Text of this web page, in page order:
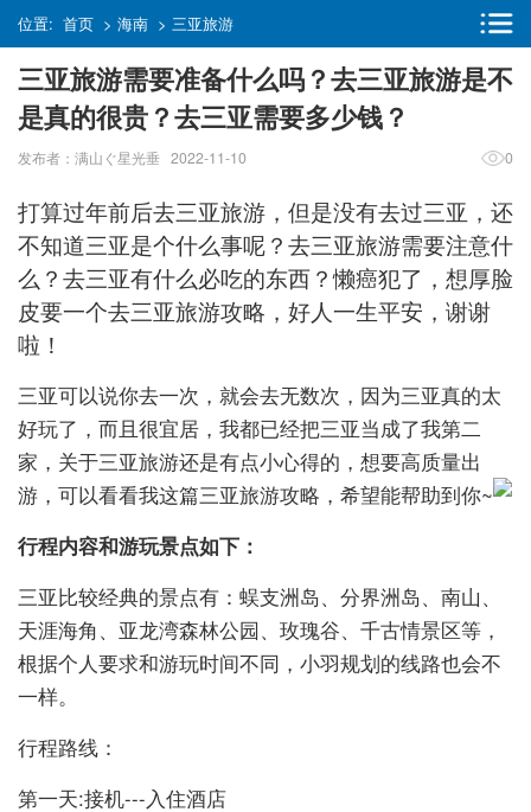
位置: 首页 > 海南 > 三亚旅游
三亚旅游需要准备什么吗？去三亚旅游是不
是真的很贵？去三亚需要多少钱？
发布者：满山ぐ星光垂 2022-11-10 0
打算过年前后去三亚旅游，但是没有去过三亚，还
不知道三亚是个什么事呢？去三亚旅游需要注意什
么？去三亚有什么必吃的东西？懒癌犯了，想厚脸
皮要一个去三亚旅游攻略，好人一生平安，谢谢
啦！
三亚可以说你去一次，就会去无数次，因为三亚真的太
好玩了，而且很宜居，我都已经把三亚当成了我第二
家，关于三亚旅游还是有点小心得的，想要高质量出
游，可以看看我这篇三亚旅游攻略，希望能帮助到你~
行程内容和游玩景点如下：
三亚比较经典的景点有：蜈支洲岛、分界洲岛、南山、
天涯海角、亚龙湾森林公园、玫瑰谷、千古情景区等，
根据个人要求和游玩时间不同，小羽规划的线路也会不
一样。
行程路线：
第一天:接机---入住酒店